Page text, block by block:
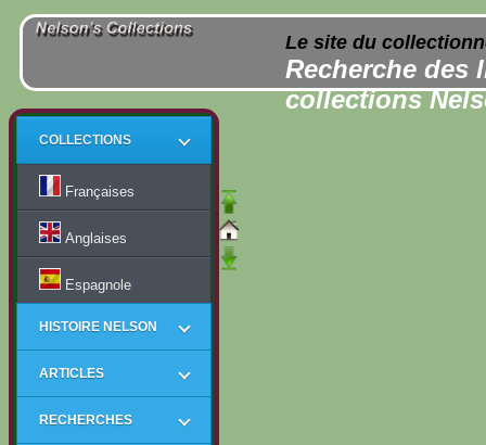
Le site du
Recherche des
collections
COLLECTIONS
Françaises
Anglaises
Espagnole
HISTOIRE NELSON
ARTICLES
RECHERCHES